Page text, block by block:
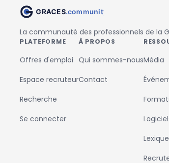
La communauté des professionnels de la
PLATEFORME
Offres d'emploi
Espace recruteur
Recherche
Se connecter
À PROPOS
Qui sommes-nous
Contact
Média
Lexique